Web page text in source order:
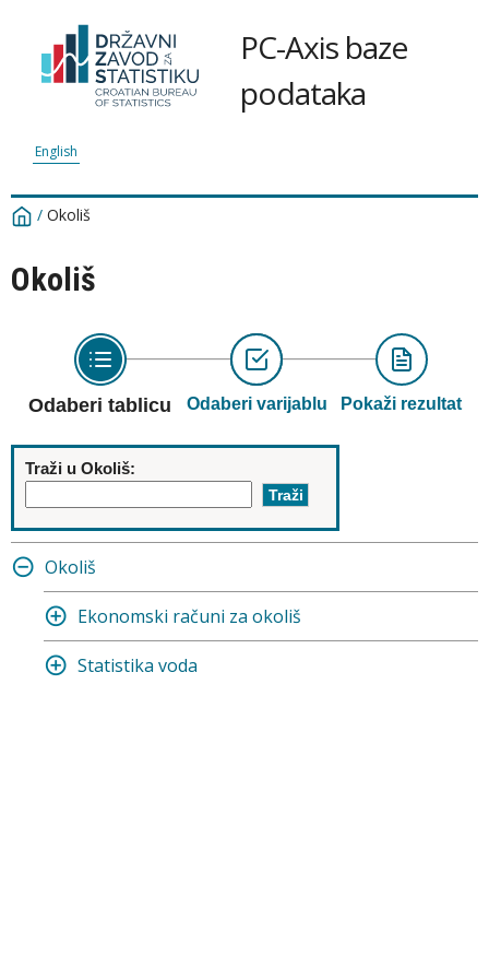
PC-Axis baze
podataka
English
/ Okoliš
Okoliš
Odaberi tablicu Odaberi varijablu Pokaži rezultat
Traži u Okoliš:
Okoliš
Ekonomski računi za okoliš
Statistika voda